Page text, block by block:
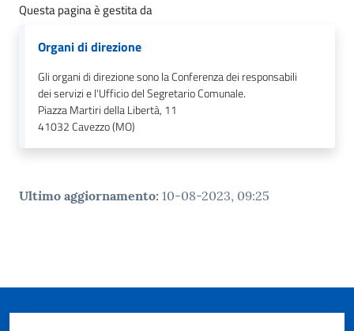
Questa pagina è gestita da
Organi di direzione
Gli organi di direzione sono la Conferenza dei responsabili
dei servizi e l'Ufficio del Segretario Comunale.
Piazza Martiri della Libertà, 11
41032Cavezzo (MO)
Ultimo aggiornamento: 10-08-2023, 09:25